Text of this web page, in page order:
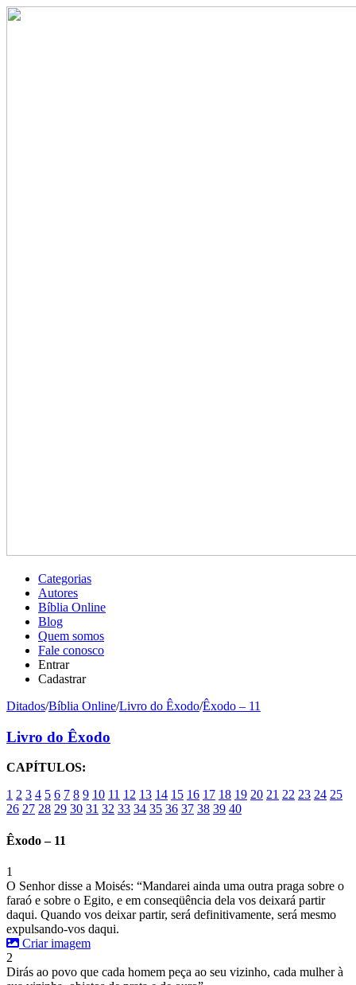
Categorias
Autores
Bíblia Online
Blog
Quem somos
Fale conosco
Entrar
Cadastrar
Ditados/Bíblia Online/Livro do Êxodo/Êxodo – 11
Livro do Êxodo
CAPÍTULOS:
1 2 3 4 5 6 7 8 9 10 11 12 13 14 15 16 17 18 19 20 21 22 23 24 25
26 27 28 29 30 31 32 33 34 35 36 37 38 39 40
Êxodo – 11
1
O Senhor disse a Moisés: “Mandarei ainda uma outra praga sobre o
faraó e sobre o Egito, e em conseqüência dela vos deixará partir
daqui. Quando vos deixar partir, será definitivamente, será mesmo
expulsando-vos daqui.
Criar imagem
2
Dirás ao povo que cada homem peça ao seu vizinho, cada mulher à